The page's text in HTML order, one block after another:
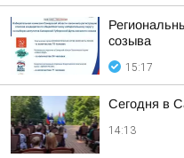
созыва
15:17
Сегодня в
14:13